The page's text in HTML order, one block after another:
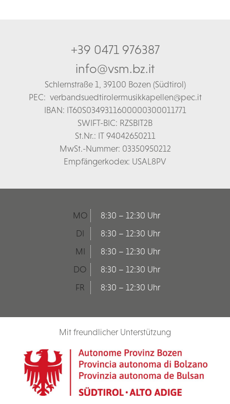
+39 0471 976387
info@vsm.bz.it
Schlernstraße 1, 39100 Bozen (Südtirol)
PEC: verbandsuedtirolermusikkapellen@pec.it
IBAN: IT60S0349311600000300011771
SWIFT-BIC: RZSBIT2B
St.Nr.: IT 94042650211
MwSt.-Nummer: 03350950212
Empfängerkodex: USAL8PV
MO
8:30 – 12:30 Uhr
DI
8:30 – 12:30 Uhr
MI
8:30 – 12:30 Uhr
DO
8:30 – 12:30 Uhr
FR
8:30 – 12:30 Uhr
Mit freundlicher Unterstützung